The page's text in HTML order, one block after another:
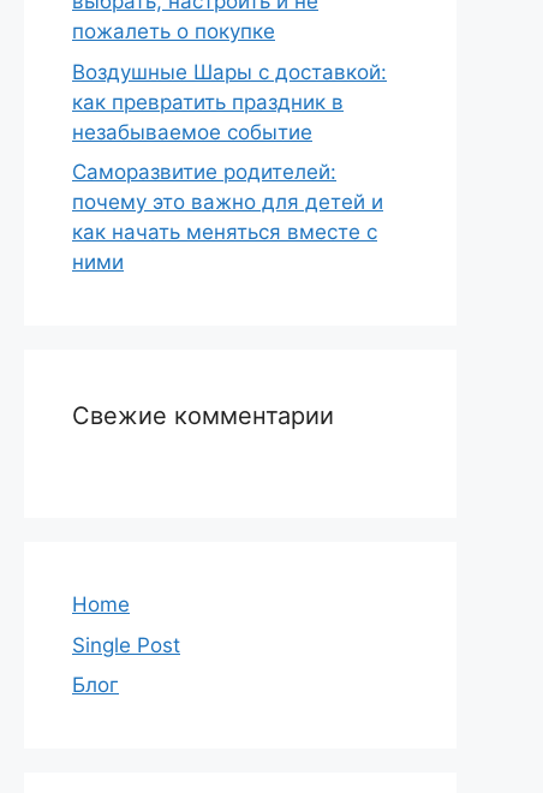
пожалеть о покупке
Воздушные Шары с доставкой:
как превратить праздник в
незабываемое событие
Саморазвитие родителей:
почему это важно для детей и
как начать меняться вместе с
ними
Свежие комментарии
Home
Single Post
Блог